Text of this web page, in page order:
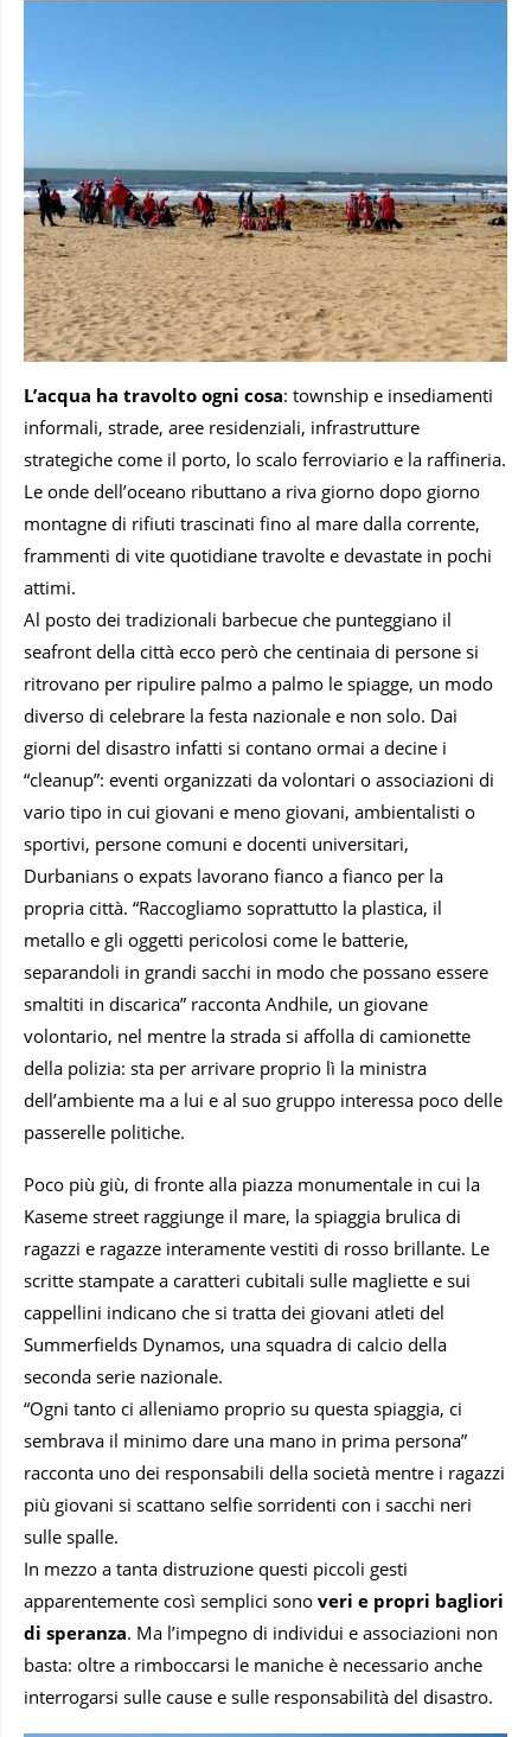
L’acqua ha travolto ogni cosa: township e insediamenti
informali, strade, aree residenziali, infrastrutture
strategiche come il porto, lo scalo ferroviario e la raffineria.
Le onde dell’oceano ributtano a riva giorno dopo giorno
montagne di rifiuti trascinati fino al mare dalla corrente,
frammenti di vite quotidiane travolte e devastate in pochi
attimi.
Al posto dei tradizionali barbecue che punteggiano il
seafront della città ecco però che centinaia di persone si
ritrovano per ripulire palmo a palmo le spiagge, un modo
diverso di celebrare la festa nazionale e non solo. Dai
giorni del disastro infatti si contano ormai a decine i
“cleanup”: eventi organizzati da volontari o associazioni di
vario tipo in cui giovani e meno giovani, ambientalisti o
sportivi, persone comuni e docenti universitari,
Durbanians o expats lavorano fianco a fianco per la
propria città. “Raccogliamo soprattutto la plastica, il
metallo e gli oggetti pericolosi come le batterie,
separandoli in grandi sacchi in modo che possano essere
smaltiti in discarica” racconta Andhile, un giovane
volontario, nel mentre la strada si affolla di camionette
della polizia: sta per arrivare proprio lì la ministra
dell’ambiente ma a lui e al suo gruppo interessa poco delle
passerelle politiche.
Poco più giù, di fronte alla piazza monumentale in cui la
Kaseme street raggiunge il mare, la spiaggia brulica di
ragazzi e ragazze interamente vestiti di rosso brillante. Le
scritte stampate a caratteri cubitali sulle magliette e sui
cappellini indicano che si tratta dei giovani atleti del
Summerfields Dynamos, una squadra di calcio della
seconda serie nazionale.
“Ogni tanto ci alleniamo proprio su questa spiaggia, ci
sembrava il minimo dare una mano in prima persona”
racconta uno dei responsabili della società mentre i ragazzi
più giovani si scattano selfie sorridenti con i sacchi neri
sulle spalle.
In mezzo a tanta distruzione questi piccoli gesti
apparentemente così semplici sono veri e propri bagliori
di speranza. Ma l’impegno di individui e associazioni non
basta: oltre a rimboccarsi le maniche è necessario anche
interrogarsi sulle cause e sulle responsabilità del disastro.